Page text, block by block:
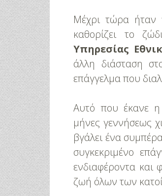
Μέχρι τώρα ήταν
καθορίζει το
Υπηρεσίας
άλλη διάσταση
επάγγελμα που
Αυτό που έκανε η
μήνες γεννήσεως
βγάλει ένα
συγκεκριμένο
ενδιαφέροντα και
ζωή όλων των